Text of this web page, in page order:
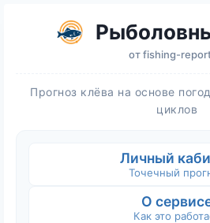
отfishing-
Прогноз клёва на основе
циклов
Личный
Точечный
О
Как это